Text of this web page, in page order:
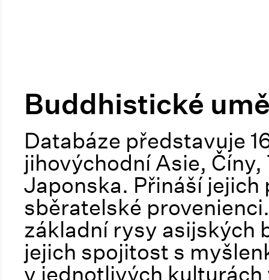
Buddhistické
Databáze představuje
jihovýchodní Asie,
Japonska. Přináší
sběratelské
základní rysy asijských
jejich spojitost s
v jednotlivých